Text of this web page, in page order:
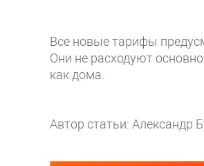
Все новые тарифы
Они не расходуют
как дома.
Автор статьи: Александр